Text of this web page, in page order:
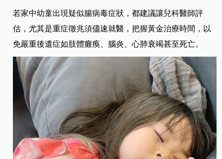
若家中幼童出現疑似腸病毒症狀，都建議讓兒科醫師評
估，尤其是重症徵兆須儘速就醫，把握黃金治療時間，以
免嚴重後遺症如肢體癱瘓、腦炎、心肺衰竭甚至死亡。